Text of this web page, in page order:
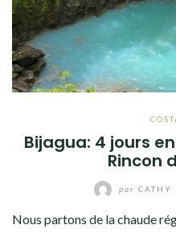
Bijagua: 4 jours
Rincon
par CATHY
Nous partons de la chaude